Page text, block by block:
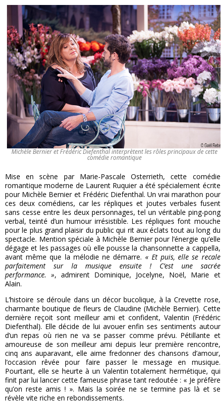
Michèle Bernier et Frédéric Diefenthal interprètent les rôles principaux de cette
comédie romantique
Mise en scène par Marie-Pascale Osterrieth, cette comédie
romantique moderne de Laurent Ruquier a été spécialement écrite
pour Michèle Bernier et Frédéric Diefenthal. Un vrai marathon pour
ces deux comédiens, car les répliques et joutes verbales fusent
sans cesse entre les deux personnages, tel un véritable ping-pong
verbal, teinté d’un humour irrésistible. Les répliques font mouche
pour le plus grand plaisir du public qui rit aux éclats tout au long du
spectacle. Mention spéciale à Michèle Bernier pour l’énergie qu’elle
dégage et les passages où elle pousse la chansonnette a cappella,
avant même que la mélodie ne démarre. « Et puis, elle se recale
parfaitement sur la musique ensuite ! C’est une sacrée
performance. », admirent Dominique, Jocelyne, Noël, Marie et
Alain.
L’histoire se déroule dans un décor bucolique, à la Crevette rose,
charmante boutique de fleurs de Claudine (Michèle Bernier). Cette
dernière reçoit sont meilleur ami et confident, Valentin (Frédéric
Diefenthal). Elle décide de lui avouer enfin ses sentiments autour
d’un repas où rien ne va se passer comme prévu. Pétillante et
amoureuse de son meilleur ami depuis leur première rencontre,
cinq ans auparavant, elle aime fredonner des chansons d’amour,
l’occasion rêvée pour faire passer le message en musique.
Pourtant, elle se heurte à un Valentin totalement hermétique, qui
finit par lui lancer cette fameuse phrase tant redoutée : « Je préfère
qu’on reste amis ! ». Mais la soirée ne se termine pas là et se
révèle vite riche en rebondissements.